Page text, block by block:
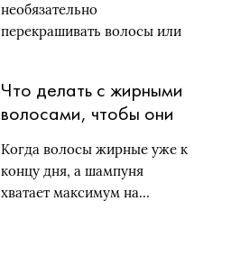
необязательно
перекрашивать волосы или
Что делать с жирными
волосами, чтобы они
лайфхаков
Когда волосы жирные уже к
концу дня, а шампуня
хватает максимум на…